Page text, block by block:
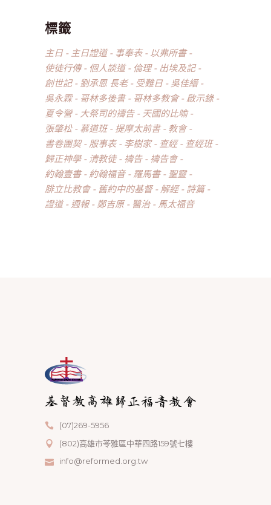
標籤
主日 主日證道 事奉表
以弗所書
使徒行傳
個人談道 倫理
出埃及記
創世記
劉承恩 長老 受難日
吳佳縉
吳永霖
哥林多後書 哥林多教會
啟示錄
夏令營
大祭司的禱告
天國的比喻
張肇松
慕道班 提摩太前書
教會
書卷團契
服事表 李樹家 查經
查經班
歸正神學
清教徒 禱告
禱告會
約翰壹書
約翰福音 羅馬書
聖靈
腓立比教會
舊約中的基督 解經
詩篇
證道
週報 鄭吉原 醫治 馬太福音
(07)269-5956
(802)高雄市苓雅區中華四路159號七樓
info@reformed.org.tw